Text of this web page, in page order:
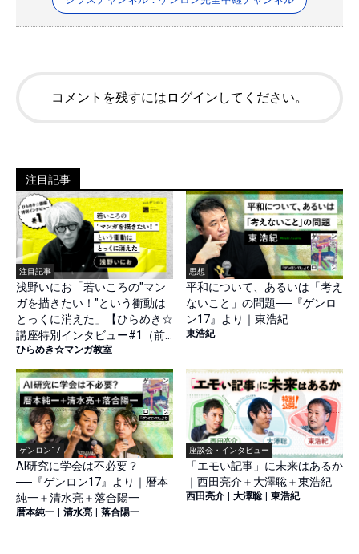
コメントを残すにはログインしてください。
注目記事
注目記事
浅野いにお「若いころの"マン
ガを描きたい！"という衝動は
とっくに消えた」【ひらめき☆
講座特別インタビュー#1（前
篇）】
ひらめき☆マンガ教室
思想
平和について、あるいは「考え
ないこと」の問題──『ゲンロ
ン17』より｜東浩紀
東浩紀
ゲンロン17
AI研究に学会は不必要？
──『ゲンロン17』より｜暦本
純一＋清水亮＋落合陽一
暦本純一 | 清水亮 | 落合陽一
座談会・インタビュー
「エモい記事」に未来はあるか
｜西田亮介＋大澤聡＋東浩紀
西田亮介 | 大澤聡 | 東浩紀